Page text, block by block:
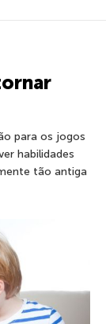
para os jogos
habilidades
tão antiga